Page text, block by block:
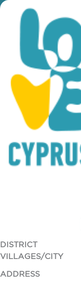
You are here: Home
Gastronomy
»
YIANNIS
DISTRICT
VILLAGES/CITY
ADDRESS